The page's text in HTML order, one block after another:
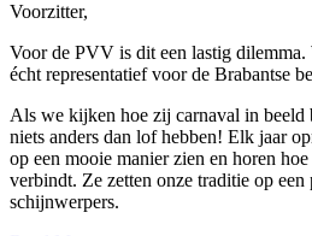
Voorzitter,
Voor de PVV is dit een lastig
écht representatief voor de Brabantse
Als we kijken hoe zij carnaval in beeld
niets anders dan lof hebben! Elk jaar
op een mooie manier zien en horen
verbindt. Ze zetten onze traditie op
schijnwerpers.